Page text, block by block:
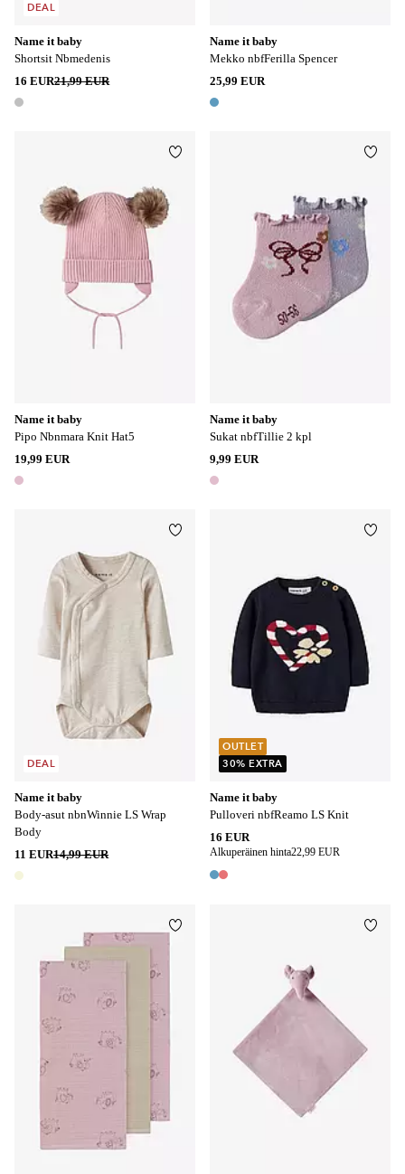
Name it baby
Shortsit Nbmedenis
16 EUR21,99 EUR
1 väri
DEAL
Name it baby
Mekko nbfFerilla Spencer
25,99 EUR
1 väri
Name it baby
Pipo Nbnmara Knit Hat5
19,99 EUR
1 väri
Lisää suosikkeihin
40/4445/47
Name it baby
Sukat nbfTillie 2 kpl
9,99 EUR
1 väri
Name it baby
Body-asut nbnWinnie LS Wrap
Body
11 EUR14,99 EUR
1 väri
DEAL
Lisää suosikkeihin
Name it baby
Pulloveri nbfReamo LS Knit
16 EUR
Alkuperäinen hinta22,99 EUR
2 värejä
OUTLET
30% EXTRA
Lisää suosikkeihin